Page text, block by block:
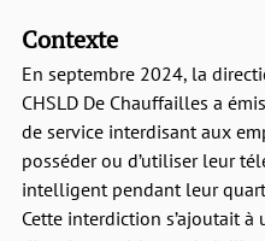
Contexte
En septembre 2024, la
CHSLD De Chauffailles a
de service interdisant aux
posséder ou d’utiliser leur
intelligent pendant leur
Cette interdiction s’ajoutait à